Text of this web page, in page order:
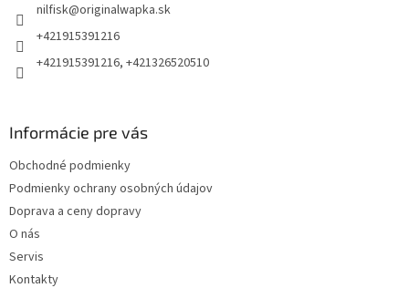
nilfisk@originalwapka.sk
+421915391216
+421915391216, +421326520510
Informácie pre vás
Obchodné podmienky
Podmienky ochrany osobných údajov
Doprava a ceny dopravy
O nás
Servis
Kontakty